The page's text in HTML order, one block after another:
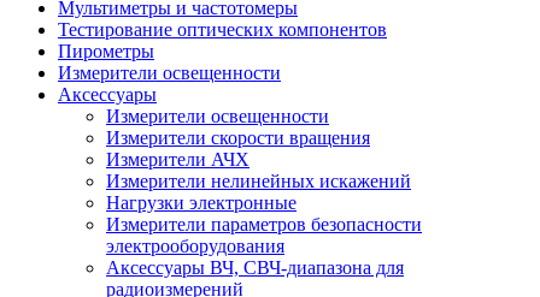
Мультиметры и частотомеры
Тестирование оптических компонентов
Пирометры
Измерители освещенности
Аксессуары
Измерители освещенности
Измерители скорости вращения
Измерители АЧХ
Измерители нелинейных искажений
Нагрузки электронные
Измерители параметров безопасности
электрооборудования
Аксессуары ВЧ, СВЧ-диапазона для
радиоизмерений